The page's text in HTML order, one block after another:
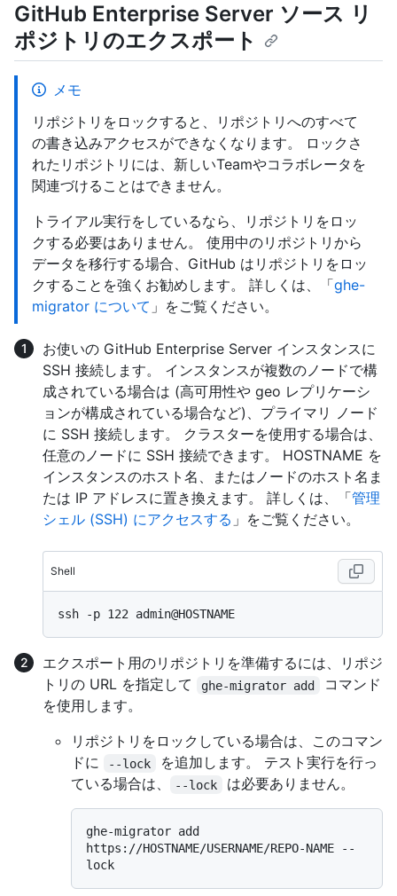
GitHub Enterprise Server ソース リ
ポジトリのエクスポート
メモ
リポジトリをロックすると、リポジトリへのすべて
の書き込みアクセスができなくなります。 ロックさ
れたリポジトリには、新しいTeamやコラボレータを
関連づけることはできません。
トライアル実行をしているなら、リポジトリをロッ
クする必要はありません。 使用中のリポジトリから
データを移行する場合、GitHub はリポジトリをロッ
クすることを強くお勧めします。 詳しくは、「ghe-
migrator について 」をご覧ください。
お使いの GitHub Enterprise Server インスタンスに
SSH 接続します。 インスタンスが複数のノードで構
成されている場合は (高可用性や geo レプリケーシ
ョンが構成されている場合など)、プライマリ ノード
に SSH 接続します。 クラスターを使用する場合は、
任意のノードに SSH 接続できます。 HOSTNAME を
インスタンスのホスト名、またはノードのホスト名ま
たは IP アドレスに置き換えます。 詳しくは、「管理
シェル (SSH) にアクセスする 」をご覧ください。
Shell
エクスポート用のリポジトリを準備するには、リポジ
トリの URL を指定して
ghe-migrator add
コマンド
を使用します。
リポジトリをロックしている場合は、このコマン
ドに
--lock
を追加します。 テスト実行を行っ
ている場合は、
--lock は必要ありません。
ghe-migrator add
https://HOSTNAME/USERNAME/REPO-NAME --